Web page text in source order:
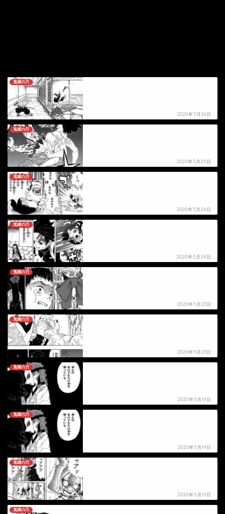
鬼滅の刃
2020年5月26日
鬼滅の刃
2020年5月25日
鬼滅の刃
2020年5月24日
鬼滅の刃
2020年5月24日
鬼滅の刃
2020年5月23日
鬼滅の刃
2020年5月23日
鬼滅の刃
2020年5月19日
鬼滅の刃
2020年5月19日
鬼滅の刃
2020年5月19日
鬼滅の刃